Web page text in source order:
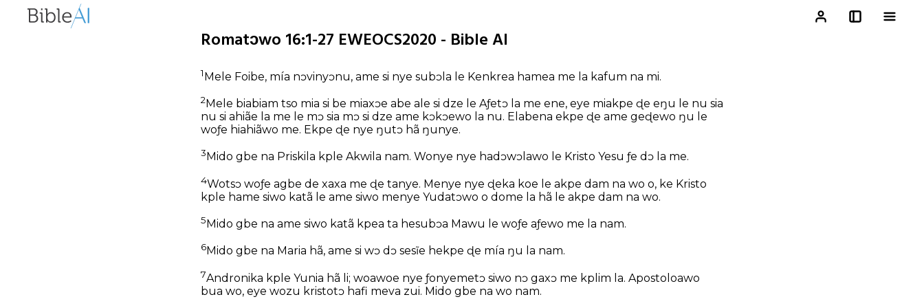
Romatɔwo 16:1-27 EWEOCS2020 - Bible AI
1Mele Foibe, mía nɔvinyɔnu, ame si nye subɔla le Kenkrea hamea me la kafum na mi.
2 Mele biabiam tso mia si be miaxɔe abe ale si dze le Aƒetɔ la me ene, eye miakpe ɖe eŋu le nu sia
nu si ahiãe la me le mɔ sia mɔ si dze ame kɔkɔewo la nu. Elabena ekpe ɖe ame geɖewo ŋu le
woƒe hiahiãwo me. Ekpe ɖe nye ŋutɔ hã ŋunye.
3 Mido gbe na Priskila kple Akwila nam. Wonye nye hadɔwɔlawo le Kristo Yesu ƒe dɔ la me.
4Wotsɔ woƒe agbe de xaxa me ɖe tanye. Menye nye ɖeka koe le akpe dam na wo o, ke Kristo
kple hame siwo katã le ame siwo menye Yudatɔwo o dome la hã le akpe dam na wo.
5 Mido gbe na ame siwo katã kpea ta hesubɔa Mawu le woƒe aƒewo me la nam.
6Mido gbe na Maria hã, ame si wɔ dɔ sesĩe hekpe ɖe mía ŋu la nam.
7Andronika kple Yunia hã li; woawoe nye ƒonyemetɔ siwo nɔ gaxɔ me kplim la. Apostoloawo
bua wo, eye wozu kristotɔ hafi meva zui. Mido gbe na wo nam.